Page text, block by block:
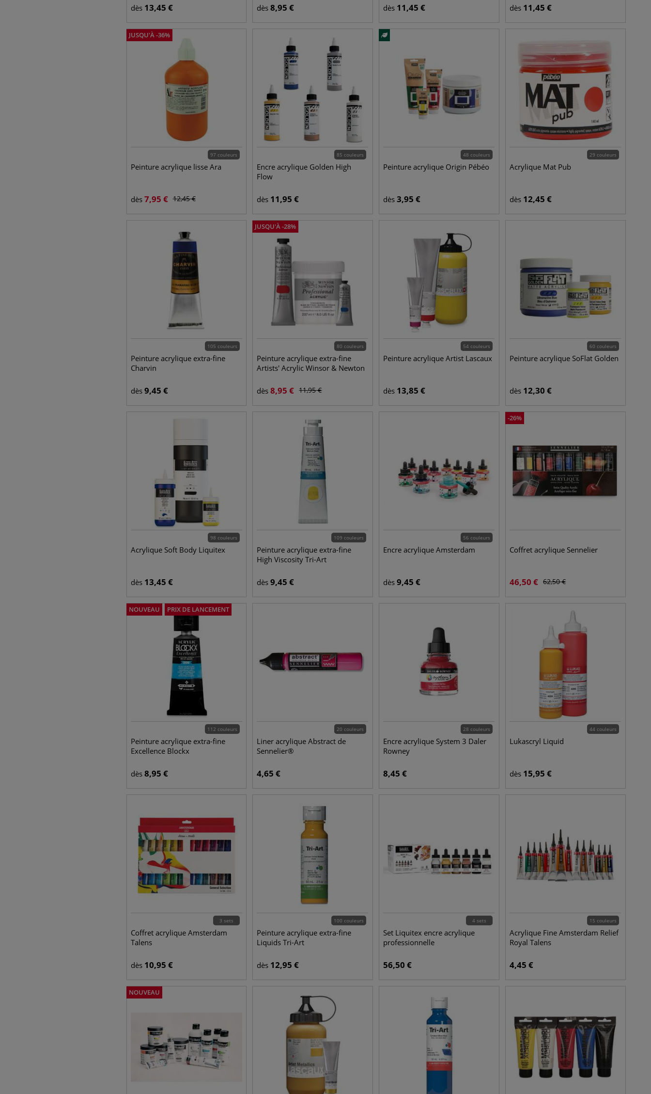
dès 13,45 €
dès 8,95 € dès 11,45 € dès 11,45 €
JUSQU'À-36%
97 couleurs
Peinture acrylique lisse Ara
dès 7,95 € 12,45€
85 couleurs
Encre acrylique Golden High
Flow
dès 11,95 €
48 couleurs
Peinture acrylique Origin Pébéo
dès 3,95 €
29 couleurs
Acrylique Mat Pub
dès 12,45 €
105 couleurs
Peinture acrylique extra-fine
Charvin
dès 9,45 €
JUSQU'À-28%
80 couleurs
Peinture acrylique extra-fine
Artists' Acrylic Winsor & Newton
dès 8,95 € 11,95€
54 couleurs
Peinture acrylique Artist Lascaux
dès 13,85 €
60 couleurs
Peinture acrylique SoFlat Golden
dès 12,30 €
98 couleurs
Acrylique Soft Body Liquitex
dès 13,45 €
109 couleurs
Peinture acrylique extra-fine
High Viscosity Tri-Art
dès 9,45 €
56 couleurs
Encre acrylique Amsterdam
dès 9,45 €
-26%
Coffret acrylique Sennelier
46,50 € 62,50€
NOUVEAU PRIX DE LANCEMENT
112 couleurs
Peinture acrylique extra-fine
Excellence Blockx
dès 8,95 €
20 couleurs
Liner acrylique Abstract de
Sennelier®
4,65 €
28 couleurs
Encre acrylique System 3 Daler
Rowney
8,45 €
44 couleurs
Lukascryl Liquid
dès 15,95 €
3 sets
Coffret acrylique Amsterdam
Talens
dès 10,95 €
100 couleurs
Peinture acrylique extra-fine
Liquids Tri-Art
dès 12,95 €
4 sets
Set Liquitex encre acrylique
professionnelle
56,50 €
15 couleurs
Acrylique Fine Amsterdam Relief
Royal Talens
4,45 €
NOUVEAU